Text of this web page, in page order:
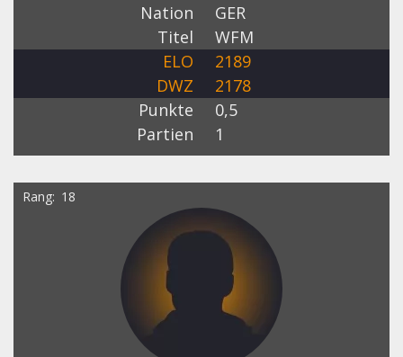
Nation
GER
Titel
WFM
ELO
2189
DWZ
2178
Punkte
0,5
Partien
1
Rang 18